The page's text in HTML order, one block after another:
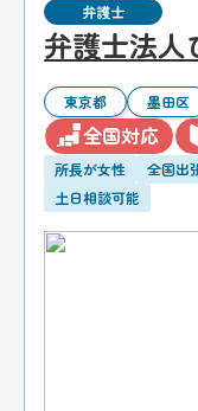
弁護士
弁護士法人
東京都 墨田区
全国対応
所長が女性 全国出
土日相談可能